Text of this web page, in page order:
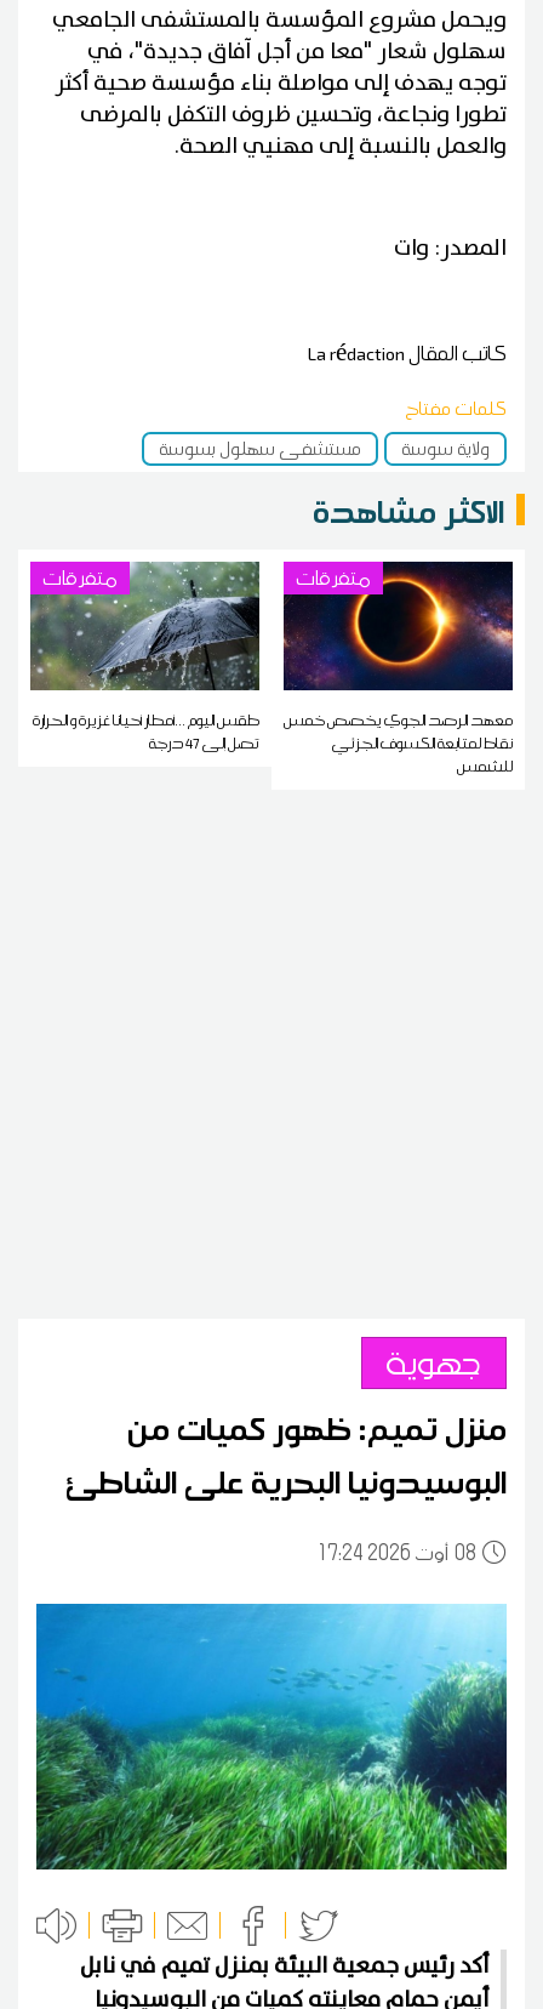
ويحمل مشروع المؤسسة بالمستشفى الجامعي
سهلول شعار "معا من أجل آفاق جديدة"، في
توجه يهدف إلى مواصلة بناء مؤسسة صحية أكثر
تطورا ونجاعة، وتحسين ظروف التكفل بالمرضى
والعمل بالنسبة إلى مهنيي الصحة.
المصدر: وات
كاتب المقالLa rédaction
كلمات مفتاح
ولاية سوسة
مستشفى سهلول بسوسة
الاكثر مشاهدة
متفرقات
معهد الرصد الجوي يخصص خمس
نقاط لمتابعة الكسوف الجزئي
للشمس
متفرقات
طقس اليوم ...أمطار أحيانا غزيرة و الحرارة
تصل إلى 47 درجة
جهوية
منزل تميم: ظهور كميات من
البوسيدونيا البحرية على الشاطئ
0817:24 2026 أوت
أكد رئيس جمعية البيئة بمنزل تميم في نابل
أيمن حمام معاينته كميات من البوسيدونيا